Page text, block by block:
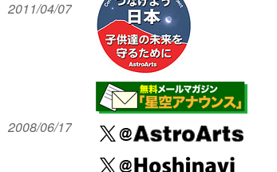
2011/04/07
2008/06/17